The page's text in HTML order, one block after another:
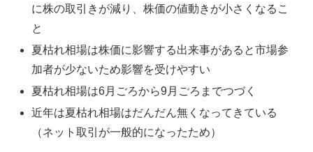
に株の取引きが減り、株価の値動きが小さくなるこ
と
夏枯れ相場は株価に影響する出来事があると市場参
加者が少ないため影響を受けやすい
夏枯れ相場は6月ごろから9月ごろまでつづく
近年は夏枯れ相場はだんだん無くなってきている
（ネット取引が一般的になったため）